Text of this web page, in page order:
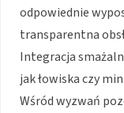
odpowiednie
transparentna
Integracja
jak łowiska czy
Wśród wyzwań